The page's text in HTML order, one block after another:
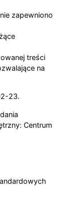
zapewniono
treści
na
23.
Centrum